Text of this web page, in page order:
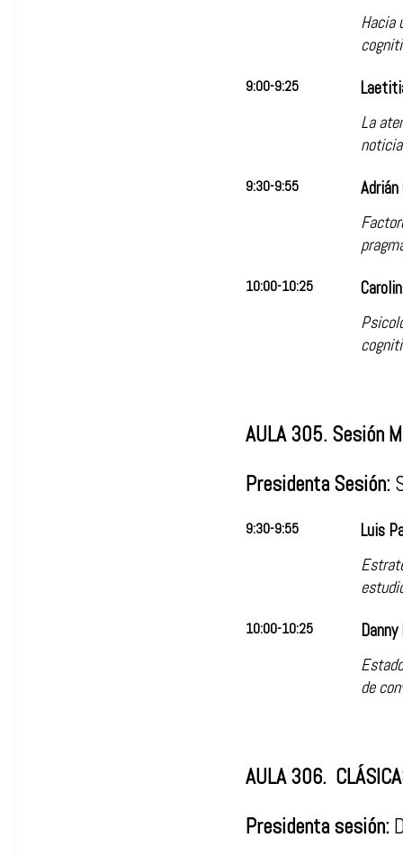
Hacia
9:00-9:25
La
9:30-9:55
Adrián
10:00-10:25
AULA 305. Sesión
Presidenta Sesión:
9:30-9:55
Luis
10:00-10:25
de
AULA 306.
Presidenta sesión: